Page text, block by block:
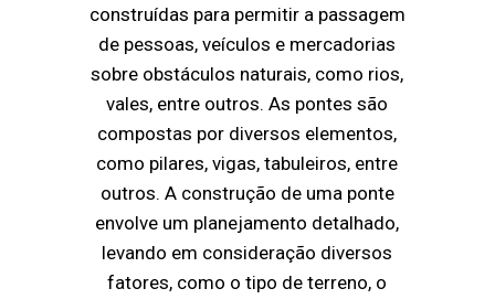
construídas para permitir a passagem
de pessoas, veículos e mercadorias
sobre obstáculos naturais, como rios,
vales, entre outros. As pontes são
compostas por diversos elementos,
como pilares, vigas, tabuleiros, entre
outros. A construção de uma ponte
envolve um planejamento detalhado,
levando em consideração diversos
fatores, como o tipo de terreno, o